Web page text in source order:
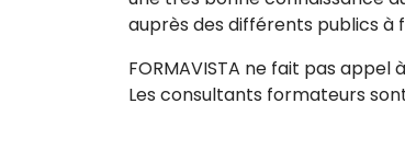
auprès des différents publics à
FORMAVISTA ne fait pas
Les consultants formateurs